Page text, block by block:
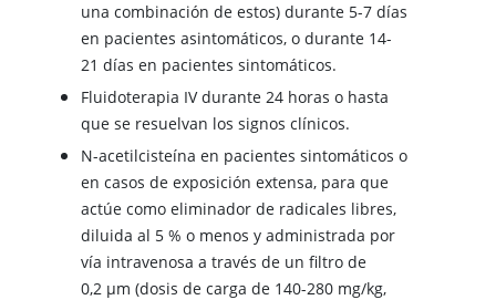
una combinación de estos) durante 5-7 días
en pacientes asintomáticos, o durante 14-
21 días en pacientes sintomáticos.
Fluidoterapia IV durante 24 horas o hasta
que se resuelvan los signos clínicos.
N-acetilcisteína en pacientes sintomáticos o
en casos de exposición extensa, para que
actúe como eliminador de radicales libres,
diluida al 5 % o menos y administrada por
vía intravenosa a través de un filtro de
0,2 μm (dosis de carga de 140-280 mg/kg,